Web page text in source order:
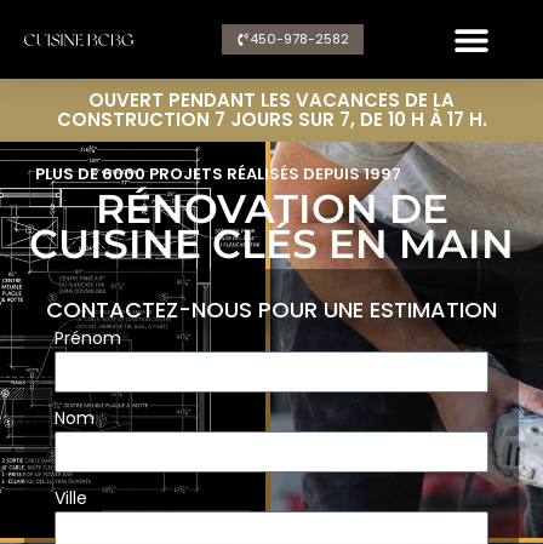
450-978-2582​
OUVERT PENDANT LES VACANCES DE LA
CONSTRUCTION 7 JOURS SUR 7, DE 10 H À 17 H.
PLUS DE 6000 PROJETS RÉALISÉS DEPUIS 1997
RÉNOVATION DE
CUISINE CLÉS EN MAIN
CONTACTEZ-NOUS POUR UNE ESTIMATION
Prénom
Nom
Ville